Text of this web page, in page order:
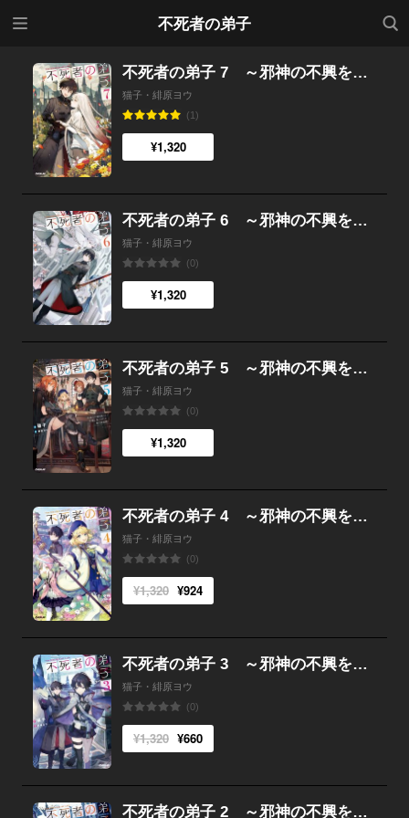
不死者の弟子
検索
不死者の弟子 7 ～邪神の不興を買って奈落に落とされた俺の英雄譚～
猫子・緋原ヨウ
(1)
¥1,320
不死者の弟子 6 ～邪神の不興を買って奈落に落とされた俺の英雄譚～
猫子・緋原ヨウ
(0)
¥1,320
不死者の弟子 5 ～邪神の不興を買って奈落に落とされた俺の英雄譚～
猫子・緋原ヨウ
(0)
¥1,320
不死者の弟子 4 ～邪神の不興を買って奈落に落とされた俺の英雄譚～
猫子・緋原ヨウ
(0)
¥1,320 ¥924
不死者の弟子 3 ～邪神の不興を買って奈落に落とされた俺の英雄譚～
猫子・緋原ヨウ
(0)
¥1,320 ¥660
不死者の弟子 2 ～邪神の不興を買って奈落に落とされた俺の英雄譚～